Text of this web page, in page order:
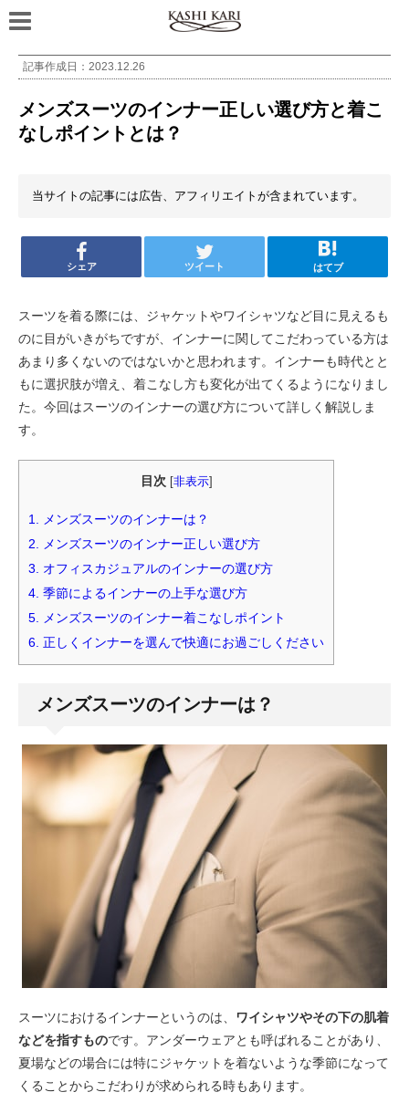
記事作成日： 2023.12.26
メンズスーツのインナー正しい選び方と着こ
なしポイントとは？
当サイトの記事には広告、アフィリエイトが含まれています。
シェア ツイート はてブ
スーツを着る際には、ジャケットやワイシャツなど目に見えるも
のに目がいきがちですが、インナーに関してこだわっている方は
あまり多くないのではないかと思われます。インナーも時代とと
もに選択肢が増え、着こなし方も変化が出てくるようになりまし
た。今回はスーツのインナーの選び方について詳しく解説しま
す。
目次 非表示]
1. メンズスーツのインナーは？
2. メンズスーツのインナー正しい選び方
3. オフィスカジュアルのインナーの選び方
4. 季節によるインナーの上手な選び方
5. メンズスーツのインナー着こなしポイント
6. 正しくインナーを選んで快適にお過ごしください
メンズスーツのインナーは？
スーツにおけるインナーというのは、
ワイシャツやその下の肌着
などを指すものです。アンダーウェアとも呼ばれることがあり、
夏場などの場合には特にジャケットを着ないような季節になって
くることからこだわりが求められる時もあります。